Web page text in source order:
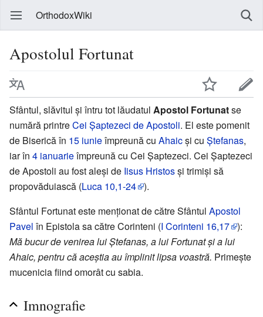
OrthodoxWiki
Apostolul Fortunat
Sfântul, slăvitul și întru tot lăudatul Apostol Fortunatse
numără printreCei Șaptezeci de Apostoli. El este pomenit
de Biserică în 15 iunieîmpreună cu Ahaicși cu Ștefanas,
iar în 4 ianuarieîmpreună cu Cei Șaptezeci. Cei Șaptezeci
de Apostoli au fost aleși de Iisus Hristosși trimiși să
propovăduiască (Luca 10,1-24 ).
Sfântul Fortunat este menționat de către Sfântul Apostol
Pavel în Epistola sa către Corinteni (I Corinteni 16,17 ):
Mă bucur de venirea lui Ștefanas, a lui Fortunat și a lui
Ahaic, pentru că aceștia au împlinit lipsa voastră. Primește
mucenicia fiind omorât cu sabia.
Imnografie